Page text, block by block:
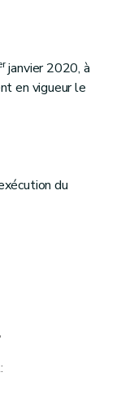
janvier 2020, à
en vigueur le
du